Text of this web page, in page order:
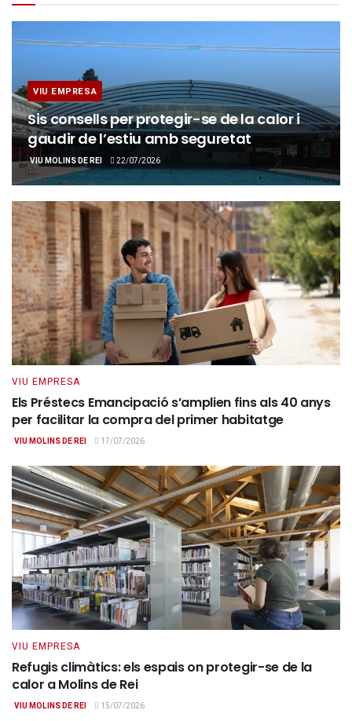
VIU EMPRESA
Sis consells per protegir-se de la calor i
gaudir de l’estiu amb seguretat
VIU MOLINS DE REI 22/07/2026
VIU EMPRESA
Els Préstecs Emancipació s’amplien fins als 40 anys
per facilitar la compra del primer habitatge
VIU MOLINS DE REI 17/07/2026
VIU EMPRESA
Refugis climàtics: els espais on protegir-se de la
calor a Molins de Rei
VIU MOLINS DE REI 15/07/2026